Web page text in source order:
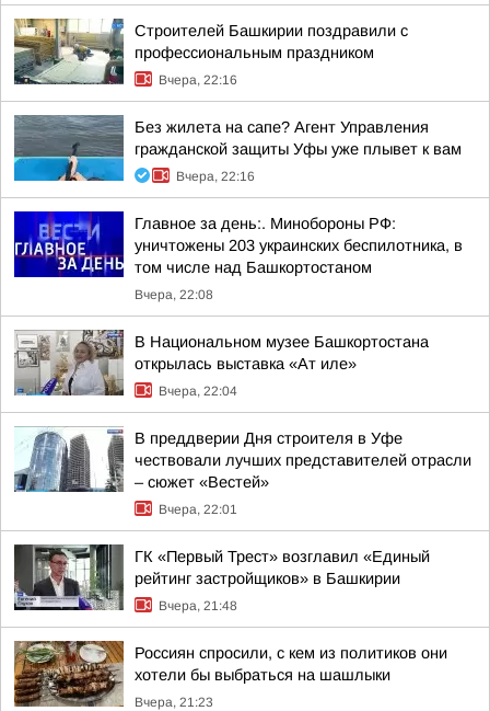
Строителей Башкирии поздравили с
профессиональным праздником
Вчера, 22:16
Без жилета на сапе? Агент Управления
гражданской защиты Уфы уже плывет к вам
Вчера, 22:16
Главное за день:. Минобороны РФ:
уничтожены 203 украинских беспилотника, в
том числе над Башкортостаном
Вчера, 22:08
В Национальном музее Башкортостана
открылась выставка «Ат иле»
Вчера, 22:04
В преддверии Дня строителя в Уфе
чествовали лучших представителей отрасли
– сюжет «Вестей»
Вчера, 22:01
ГК «Первый Трест» возглавил «Единый
рейтинг застройщиков» в Башкирии
Вчера, 21:48
Россиян спросили, с кем из политиков они
хотели бы выбраться на шашлыки
Вчера, 21:23